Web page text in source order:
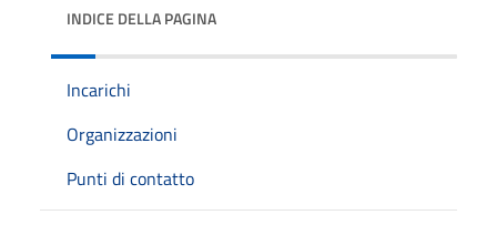
INDICE DELLA PAGINA
Incarichi
Organizzazioni
Punti di contatto